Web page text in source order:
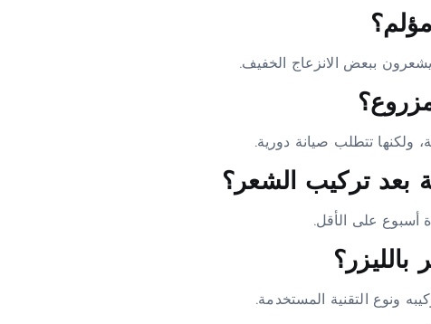
ببعض الانزعاج الخفيف.
ولكنها تتطلب صيانة دورية.
بعد تركيب الشعر؟
أسبوع على الأقل.
ونوع التقنية المستخدمة.